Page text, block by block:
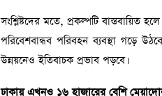
সংশ্লিষ্টদের মতে, প্রকল্পটি
পরিবেশবান্ধব পরিবহন ব্যবস্থা গড়ে
উন্নয়নেও ইতিবাচক প্রভাব পড়বে।
ঢাকায় এখনও ১৬ হাজারের বেশি